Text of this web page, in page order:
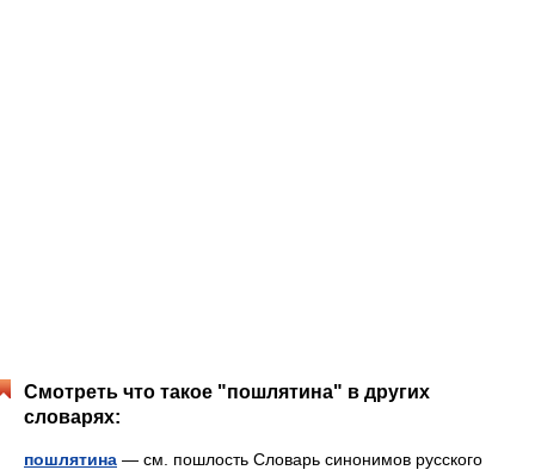
Смотреть что такое "пошлятина" в других
словарях:
пошлятина — см. пошлость Словарь синонимов русского